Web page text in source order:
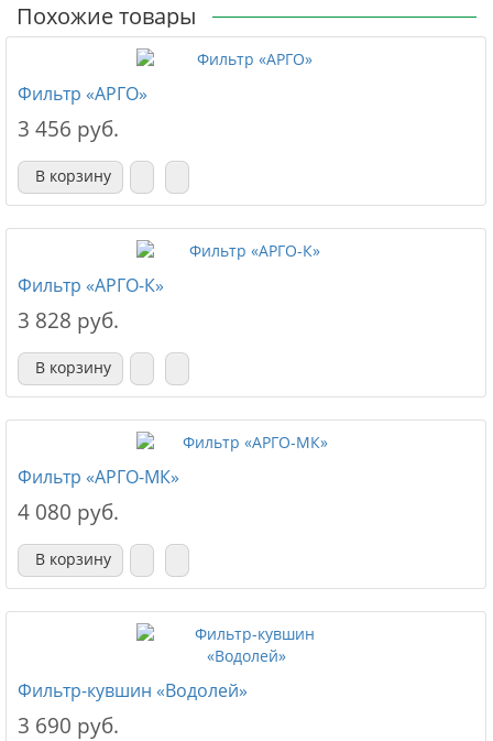
Похожие товары
Фильтр «АРГО»
3 456 руб.
В корзину
Фильтр «АРГО-К»
3 828 руб.
В корзину
Фильтр «АРГО-МК»
4 080 руб.
В корзину
Фильтр-кувшин «Водолей»
3 690 руб.